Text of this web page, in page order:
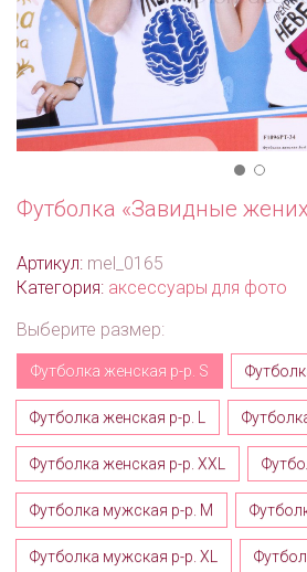
Футболка «Завидные
Артикул: mel_0165
Категория: аксессуары для фото
Выберите размер:
Футболка женская р-р. S
Футболка женская р-р. L
Футболка женская р-р. XXL
Футболка мужская р-р. M
Футболка мужская р-р. XL